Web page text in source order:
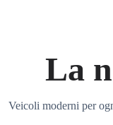
La
Veicoli moderni per